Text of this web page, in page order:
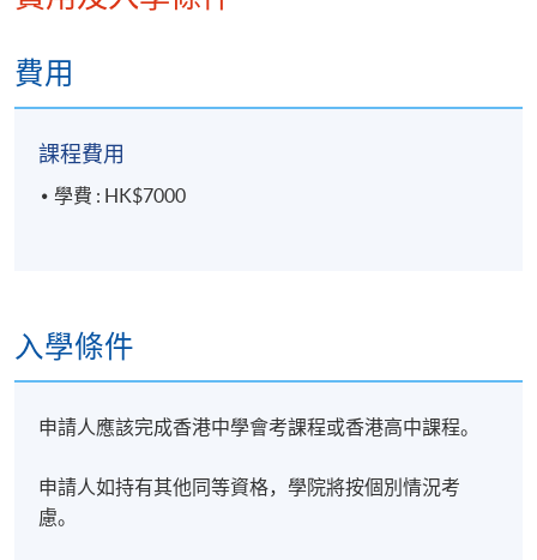
5. 價值投資及股票投資策略
Buffett)、彼得‧林奇 (Peter Lynch)、約翰·鄧普頓爵
股票投資策略：主動投資與被動投資
股票組合管理及投資策略
評核方式:個人習作 & 小組習作
如學生修畢課程出席率達70%並成功完成考核後，可按
香港大學體制，經香港大學專業進修學院頒授證書(單
費用
課程費用
學費 : HK$7000
入學條件
申請人應該完成香港中學會考課程或香港高中課程。
申請人如持有其他同等資格，學院將按個別情況考
慮。